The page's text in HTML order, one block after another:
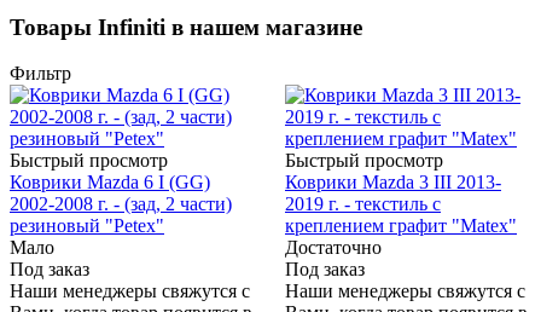
Товары Infiniti в нашем магазине
Фильтр
Быстрый просмотр
Коврики Mazda 6 I (GG)
2002-2008 г. - (зад, 2 части)
резиновый "Petex"
Мало
Под заказ
Наши менеджеры свяжутся с
Быстрый просмотр
Коврики Mazda 3 III 2013-
2019 г. - текстиль с
креплением графит "Matex"
Достаточно
Под заказ
Наши менеджеры свяжутся с